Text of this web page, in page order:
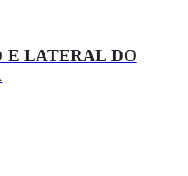
E LATERAL DO